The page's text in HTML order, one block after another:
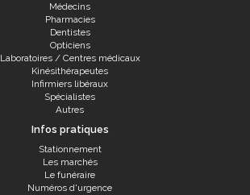
Médecins
Pharmacies
Dentistes
Opticiens
Laboratoires / Centres médicaux
Kinésithérapeutes
Infirmiers libéraux
Spécialistes
Autres
Infos pratiques
Stationnement
Les marchés
Le funéraire
Numéros d'urgence